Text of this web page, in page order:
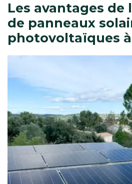
Les avantages de
de panneaux
photovoltaïques